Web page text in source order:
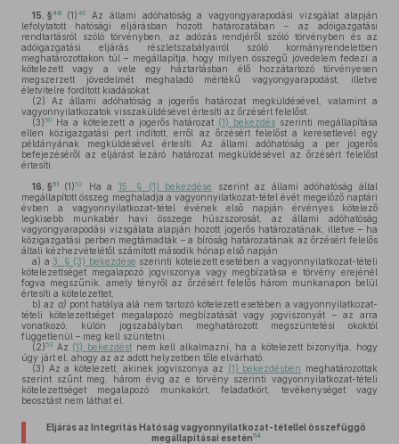
15. §48 (1)49Az állami adóhatóság a vagyongyarapodási vizsgálat alapján
lefolytatott hatósági eljárásban hozott határozatában – az adóigazgatási
rendtartásról szóló törvényben, az adózás rendjéről szóló törvényben és az
adóigazgatási eljárás részletszabályairól szóló kormányrendeletben
meghatározottakon túl – megállapítja, hogy milyen összegű jövedelem fedezi a
kötelezett vagy a vele egy háztartásban élő hozzátartozó törvényesen
megszerzett jövedelmét meghaladó mértékű vagyongyarapodást, illetve
életvitelre fordított kiadásokat.
(2) Az állami adóhatóság a jogerős határozat megküldésével, valamint a
vagyonnyilatkozatok visszaküldésével értesíti az őrzésért felelőst.
(3)50 Ha a kötelezett a jogerős határozat (1) bekezdés szerinti megállapítása
ellen közigazgatási pert indított, erről az őrzésért felelőst a keresetlevél egy
példányának megküldésével értesíti. Az állami adóhatóság a per jogerős
befejezéséről az eljárást lezáró határozat megküldésével az őrzésért felelőst
értesíti.
16. §51 (1)52 Ha a 15. § (1) bekezdése
szerint az állami adóhatóság által
megállapított összeg meghaladja a vagyonnyilatkozat-tétel évét megelőző naptári
évben a vagyonnyilatkozat-tétel évének első napján érvényes kötelező
legkisebb munkabér havi összege húszszorosát, az állami adóhatóság
vagyongyarapodási vizsgálata alapján hozott jogerős határozatának, illetve – ha
közigazgatási perben megtámadták – a bíróság határozatának az őrzésért felelős
általi kézhezvételétől számított második hónap első napján
a) a 3. § (3) bekezdése szerinti kötelezett esetében a vagyonnyilatkozat-tételi
kötelezettséget megalapozó jogviszonya vagy megbízatása e törvény erejénél
fogva megszűnik, amely tényről az őrzésért felelős három munkanapon belül
értesíti a kötelezettet,
b) az a) pont hatálya alá nem tartozó kötelezett esetében a vagyonnyilatkozat-
tételi kötelezettséget megalapozó megbízatását vagy jogviszonyát – az arra
vonatkozó, külön jogszabályban meghatározott megszüntetési okoktól
függetlenül – meg kell szüntetni.
(2)53 Az (1) bekezdéstnem kell alkalmazni, ha a kötelezett bizonyítja, hogy
úgy járt el, ahogy az az adott helyzetben tőle elvárható.
(3) Az a kötelezett, akinek jogviszonya az (1) bekezdésben meghatározottak
szerint szűnt meg, három évig az e törvény szerinti vagyonnyilatkozat-tételi
kötelezettséget megalapozó munkakört, feladatkört, tevékenységet vagy
beosztást nem láthat el.
Eljárás az Integritás Hatóság vagyonnyilatkozat-tétellel összefüggő
megállapításai esetén54